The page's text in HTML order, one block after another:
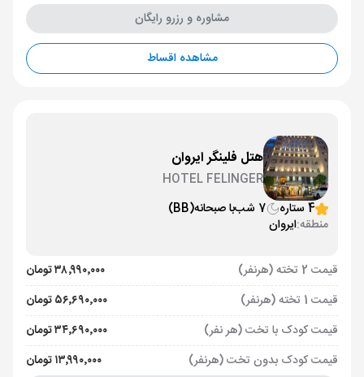
مشاوره و رزرو رایگان
مشاهده اقساط
هتل فلینگر ایروان
HOTEL FELINGER
4 ستاره
7 شب با صبحانه(BB)
منطقه:ایروان
قیمت 2 تخته (هرنفر)
۳۸٬۹۹۰٬۰۰۰ تومان
قیمت 1 تخته (هرنفر)
۵۶٬۶۹۰٬۰۰۰ تومان
قیمت کودک با تخت (هر نفر)
۳۴٬۶۹۰٬۰۰۰ تومان
قیمت کودک بدون تخت (هرنفر)
۱۳٬۹۹۰٬۰۰۰ تومان